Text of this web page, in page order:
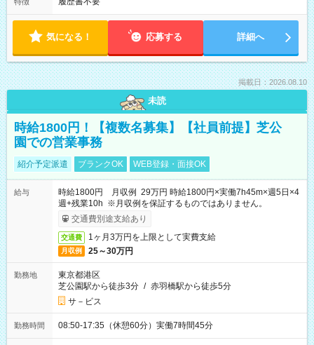
気になる！ 応募する 詳細へ
掲載日：2026.08.10
未読
時給1800円！【複数名募集】【社員前提】芝公
園での営業事務
紹介予定派遣 ブランクOK WEB登録・面接OK
給与
時給1800円 月収例 29万円 時給1800円×実働7h45m×週5日×4
週+残業10h ※月収例を保証するものではありません。
交通費別途支給あり
交通費 1ヶ月3万円を上限として実費支給
月収例 25～30万円
勤務地
東京都港区
芝公園駅から徒歩3分 / 赤羽橋駅から徒歩5分
サ－ビス
勤務時間 08:50-17:35（休憩60分）実働7時間45分